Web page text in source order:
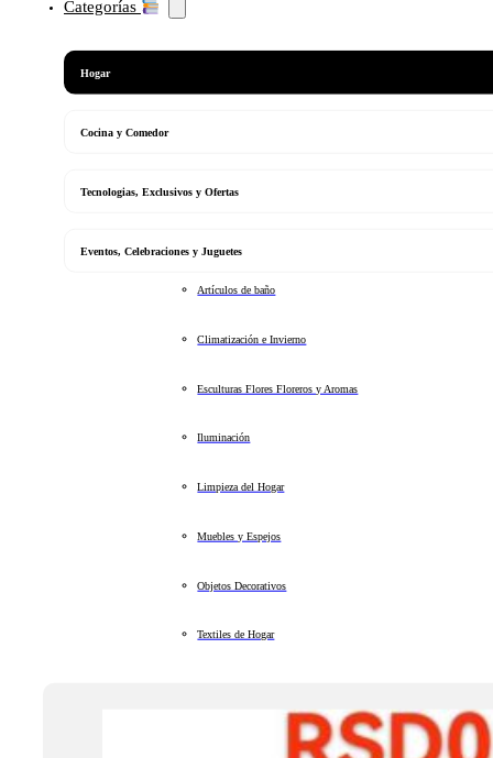
Categorías
Hogar
Cocina y Comedor
Tecnologias, Exclusivos y Ofertas
Eventos, Celebraciones y Juguetes
Artículos de baño
Climatización e Invierno
Esculturas Flores Floreros y Aromas
Iluminación
Limpieza del Hogar
Muebles y Espejos
Objetos Decorativos
Textiles de Hogar